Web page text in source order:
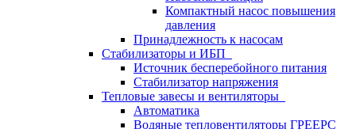
Компактный насос повышения
давления
Принадлежность к насосам
Стабилизаторы и ИБП
Источник бесперебойного питания
Стабилизатор напряжения
Тепловые завесы и вентиляторы
Автоматика
Водяные тепловентиляторы ГРЕЕРС